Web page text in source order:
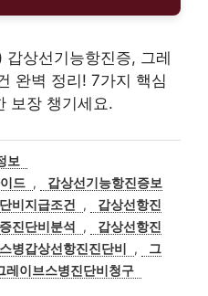
상선기능항진증, 그레
완벽 정리! 7가지 핵심
보장 챙기세요.
보
드 ,
갑상선기능항진증보
비지급조건 ,
갑상선항진
진단비분석 ,
갑상선항진
병갑상선항진진단비 ,
그
레이브스병진단비청구